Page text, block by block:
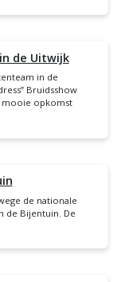
de Uitwijk
in de
Bruidsshow
mooie opkomst
de nationale
de Bijentuin. De